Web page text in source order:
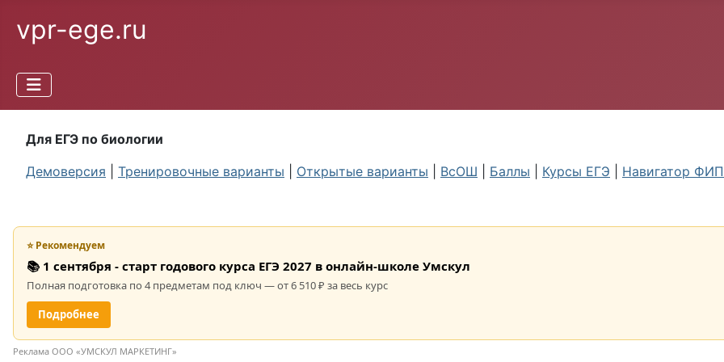
vpr-ege.ru
Для ЕГЭ по биологии
Демоверсия
Тренировочные варианты Открытые варианты ВсОШ Баллы Курсы ЕГЭ Навигатор
⭐ Рекомендуем
📚 1 сентября - старт годового курса ЕГЭ 2027 в онлайн-школе Умскул
Полная подготовка по 4 предметам под ключ — от 6 510 ₽ за весь курс
Подробнее
Реклама ООО «УМСКУЛ МАРКЕТИНГ»